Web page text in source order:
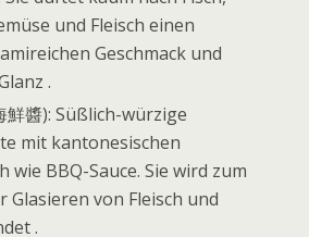
und Fleisch einen
Geschmack und
.
鮮醬): Süßlich-würzige
mit kantonesischen
wie BBQ-Sauce. Sie wird zum
Glasieren von Fleisch und
.